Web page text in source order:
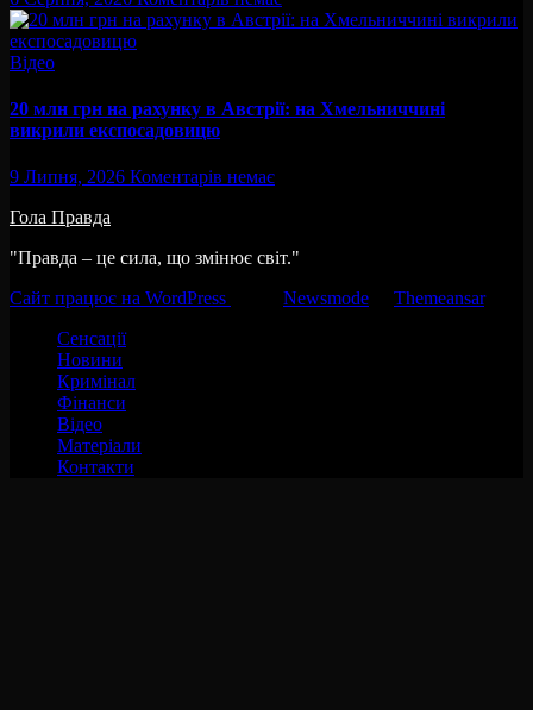
Відео
20 млн грн на рахунку в Австрії: на Хмельниччині
викрили експосадовицю
9 Липня, 2026 Коментарів немає
Гола Правда
"Правда – це сила, що змінює світ."
Сайт працює на WordPress
Newsmode Themeansar.
Сенсації
Новини
Кримінал
Фінанси
Відео
Матеріали
Контакти